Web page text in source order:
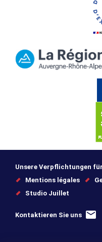
Unsere Verpflichtungen
Mentions légales
Studio Juillet
Kontaktieren Sie uns